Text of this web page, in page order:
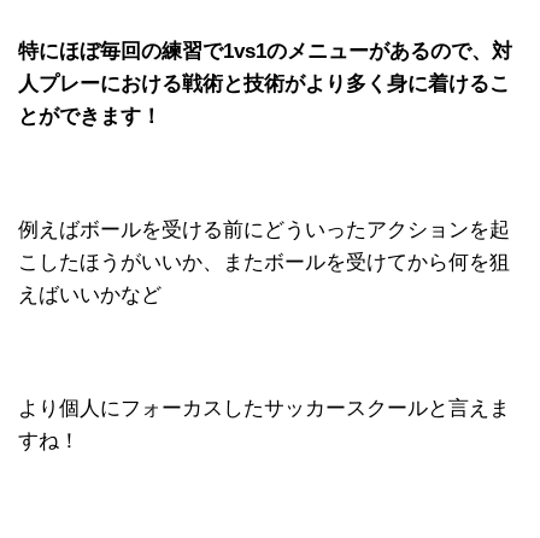
特にほぼ毎回の練習で1vs1のメニューがあるので、対
人プレーにおける戦術と技術がより多く身に着けるこ
とができます！
例えばボールを受ける前にどういったアクションを起
こしたほうがいいか、またボールを受けてから何を狙
えばいいかなど
より個人にフォーカスしたサッカースクールと言えま
すね！